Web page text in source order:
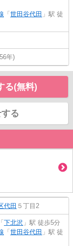
「 世田谷代田 」駅 徒
年)
る(無料)
る
代田 ５丁目2
「 下北沢 」駅 徒歩5分
「 世田谷代田 」駅 徒